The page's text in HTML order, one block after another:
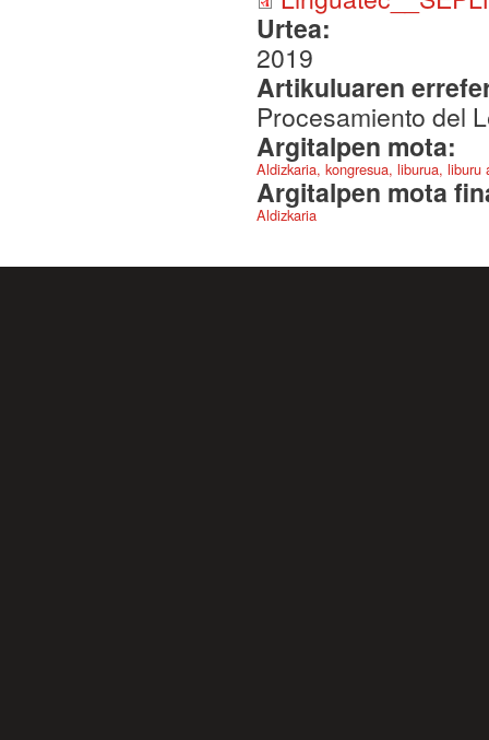
Urtea:
2019
Artikuluaren
Procesamiento del
Argitalpen mota:
Aldizkaria, kongresua, liburua,
Argitalpen mota
Aldizkaria